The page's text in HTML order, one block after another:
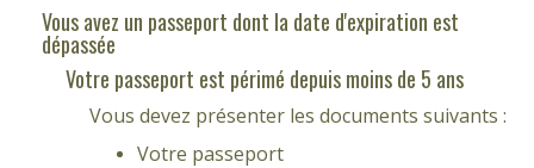
Vous avez un passeport dont la date d'expiration est
dépassée
Votre passeport est périmé depuis moins de 5 ans
Vous devez présenter les documents suivants :
Votre passeport